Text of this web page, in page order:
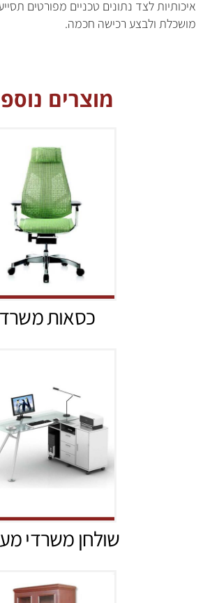
איכותיות לצד נתונים טכניים מפורטים
מושכלת ולבצע רכישה חכמה.
מוצרים
כסאות משרד
שולחן משרדי